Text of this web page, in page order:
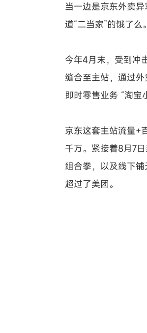
当一边是京东外卖
道“二当家”的饿了么。
今年4月末，受到冲
缝合至主站，通过
即时零售业务 “淘宝
京东这套主站流量+
千万。紧接着8月7
组合拳，以及线下
超过了美团。